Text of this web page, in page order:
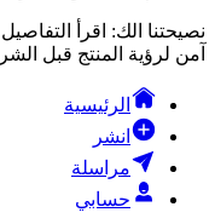
نصيحتنا الك: اقرأ
آمن لرؤية المنتج قبل
الرئيسية
انشر
مراسلة
حسابي